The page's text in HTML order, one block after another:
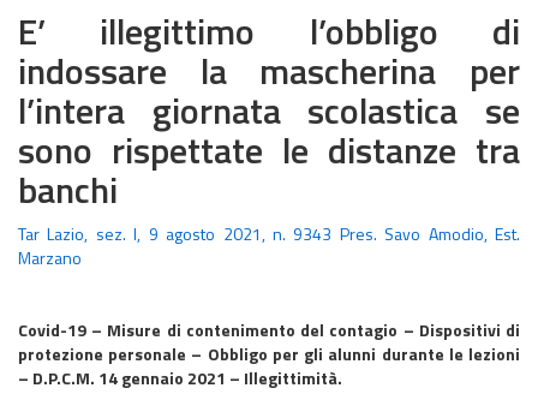
E’ illegittimo l’obbligo di
indossare la mascherina per
l’intera giornata scolastica se
sono rispettate le distanze tra
banchi
Tar Lazio, sez. I, 9 agosto 2021, n. 9343 Pres. Savo Amodio, Est.
Marzano
Covid-19 – Misure di contenimento del contagio – Dispositivi di
protezione personale – Obbligo per gli alunni durante le lezioni
– D.P.C.M. 14 gennaio 2021 – Illegittimità.